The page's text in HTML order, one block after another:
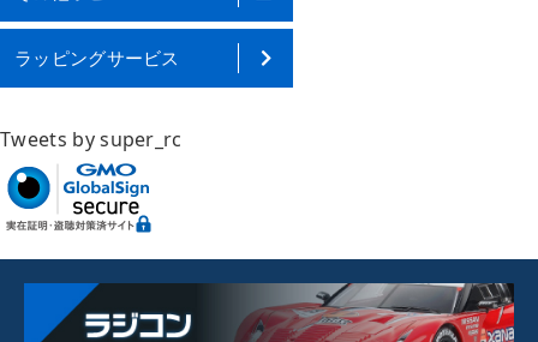
ラッピングサービス
Tweets by super_rc